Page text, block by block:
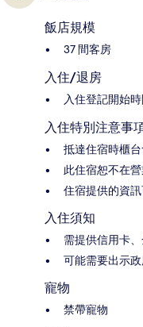
飯店規模
37 間客房
入住/退房
入住登記開始
入住特別注意事
抵達住宿時櫃
此住宿恕不在
住宿提供的資
入住須知
需提供信用卡
可能需要出示
寵物
禁帶寵物